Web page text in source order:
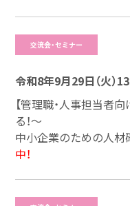
交流会・セミナー
令和8年9月29日（火）
【管理職・人事担当者
る！～
中小企業のための人
中！